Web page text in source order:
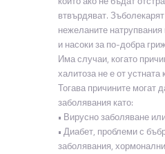
втвърдяват.
нежеланите
и насоки за по-добра
Има случаи, когато
халитоза не е от устната
Тогава причините могат
заболявания като:
• Вирусно заболяване
• Диабет, проблеми с
заболявания,